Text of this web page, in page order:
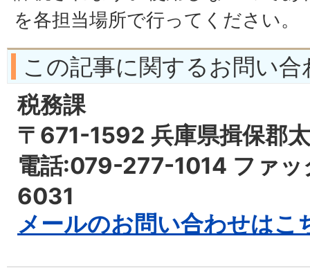
を各担当場所で行ってください。
この記事に関するお問い合
税務課
〒671-1592 兵庫県揖保郡
電話:079-277-1014 ファ
6031
メールのお問い合わせはこ